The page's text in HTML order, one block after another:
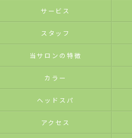
サービス
スタッフ
当サロンの特徴
カラー
ヘッドスパ
アクセス